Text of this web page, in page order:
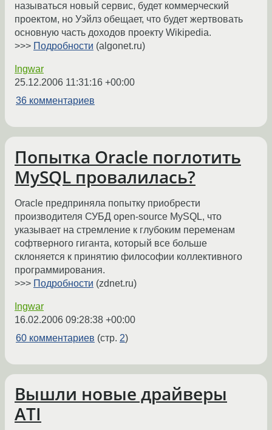
называться новый сервис, будет коммерческий
проектом, но Уэйлз обещает, что будет жертвовать
основную часть доходов проекту Wikipedia.
>>> Подробности (algonet.ru)
Ingwar
25.12.2006 11:31:16 +00:00
36 комментариев
Попытка Oracle поглотить
MySQL провалилась?
Oracle предприняла попытку приобрести
производителя СУБД open-source MySQL, что
указывает на стремление к глубоким переменам
софтверного гиганта, который все больше
склоняется к принятию философии коллективного
программирования.
>>> Подробности (zdnet.ru)
Ingwar
16.02.2006 09:28:38 +00:00
60 комментариев (стр. 2)
Вышли новые драйверы
ATI